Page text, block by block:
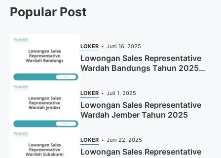
Popular Post
LOKER Juni 16, 2025
Lowongan Sales Representative
Wardah Bandungs Tahun 2025
LOKER Juli 1, 2025
Lowongan Sales Representative
Wardah Jember Tahun 2025
LOKER Juni 22, 2025
Lowongan Sales Representative